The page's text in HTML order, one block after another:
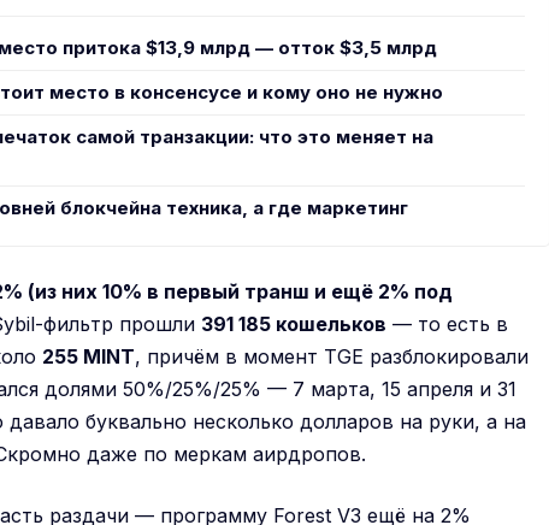
притока $13,9 млрд — отток $3,5 млрд
место в консенсусе и кому оно не нужно
самой транзакции: что это меняет на
блокчейна техника, а где маркетинг
(из них 10% в первый транш и ещё 2% под
фильтр прошли 391 185 кошельков — то есть в
255 MINT, причём в момент TGE разблокировали
долями 50%/25%/25% — 7 марта, 15 апреля и 31
буквально несколько долларов на руки, а на
даже по меркам аирдропов.
раздачи — программу Forest V3 ещё на 2%